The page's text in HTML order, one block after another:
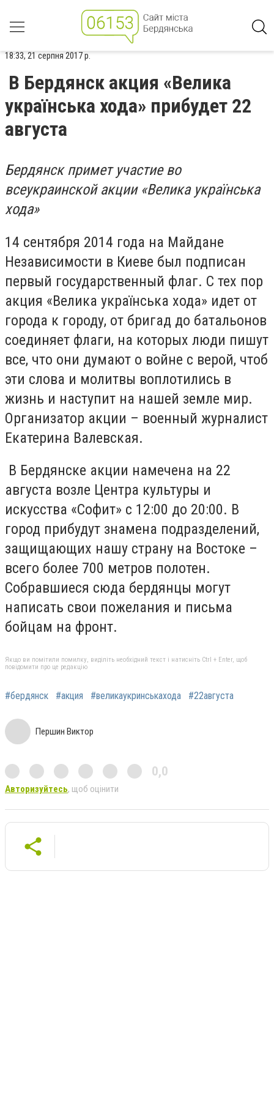
18:33, 21 серпня 2017 р.
В Бердянск акция «Велика
українська хода» прибудет 22
августа
Бердянск примет участие во
всеукраинской акции «Велика українська
хода»
14 сентября 2014 года на Майдане
Независимости в Киеве был подписан
первый государственный флаг. С тех пор
акция «Велика українська хода» идет от
города к городу, от бригад до батальонов
соединяет флаги, на которых люди пишут
все, что они думают о войне с верой, чтоб
эти слова и молитвы воплотились в
жизнь и наступит на нашей земле мир.
Организатор акции – военный журналист
Екатерина Валевская.
В Бердянске акции намечена на 22
августа возле Центра культуры и
искусства «Софит» с 12:00 до 20:00. В
город прибудут знамена подразделений,
защищающих нашу страну на Востоке –
всего более 700 метров полотен.
Собравшиеся сюда бердянцы могут
написать свои пожелания и письма
бойцам на фронт.
Якщо ви помітили помилку, виділіть необхідний текст і натисніть Ctrl + Enter, щоб
повідомити про це редакцію
#бердянск #акция #великаукринськахода #22августа
Першин Виктор
0,0
Авторизуйтесь, щоб оцінити